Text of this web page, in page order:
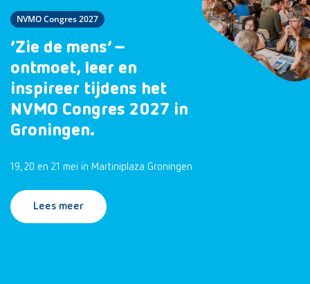
NVMO Congres 2027
‘Zie de mens’ –
ontmoet, leer en
inspireer tijdens het
NVMO Congres 2027 in
Groningen.
19, 20 en 21 mei in Martiniplaza Groningen
Lees meer